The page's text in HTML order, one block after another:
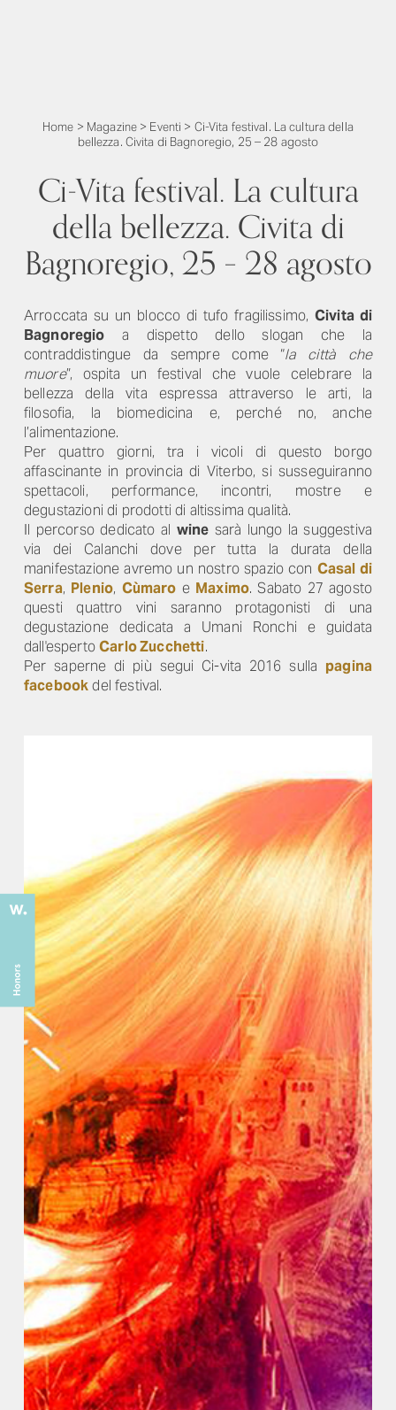
Home > Magazine > Eventi > Ci-Vita festival. La cultura della
bellezza. Civita di Bagnoregio, 25 – 28 agosto
Ci-Vita festival. La cultura
della bellezza. Civita di
Bagnoregio, 25 – 28 agosto
Arroccata su un blocco di tufo fragilissimo, Civita di
Bagnoregio a dispetto dello slogan che la
contraddistingue da sempre come “la città che
muore”, ospita un festival che vuole celebrare la
bellezza della vita espressa attraverso le arti, la
filosofia, la biomedicina e, perché no, anche
l’alimentazione.
Per quattro giorni, tra i vicoli di questo borgo
affascinante in provincia di Viterbo, si susseguiranno
spettacoli, performance, incontri, mostre e
degustazioni di prodotti di altissima qualità.
Il percorso dedicato al wine sarà lungo la suggestiva
via dei Calanchi dove per tutta la durata della
manifestazione avremo un nostro spazio con Casal di
Serra, Plenio, Cùmaro e Maximo. Sabato 27 agosto
questi quattro vini saranno protagonisti di una
degustazione dedicata a Umani Ronchi e guidata
dall'espertoCarlo Zucchetti.
Per saperne di più segui Ci-vita 2016 sulla pagina
facebookdel festival.